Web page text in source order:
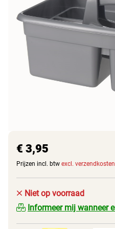
€ 3,95
Prijzen incl. btw excl. verzendkosten
Niet op voorraad
Informeer mij wanneer